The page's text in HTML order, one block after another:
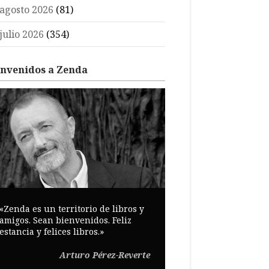
2026 (81)
2026 (354)
a Zenda
es un territorio de libros y
Sean bienvenidos. Feliz
y felices libros.»
Arturo Pérez-Reverte